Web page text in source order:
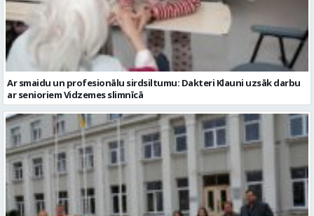
Ar smaidu un profesionālu sirdsiltumu: Dakteri Klauni uzsāk darbu
ar senioriem Vidzemes slimnīcā